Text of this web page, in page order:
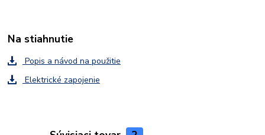
Na stiahnutie
Popis a návod na použitie
Elektrické zapojenie